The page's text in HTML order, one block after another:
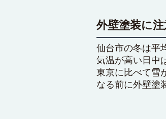
外壁塗装に
仙台市の冬は平
気温が高い日中
東京に比べて雪
なる前に外壁塗